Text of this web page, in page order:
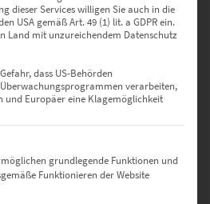
Dieses Produkt weist mehrere Varianten auf. Die Optionen können auf der Produktseite gewählt werden
dieser Services willigen Sie auch in die
USA gemäß Art. 49 (1) lit. a GDPR ein.
Land mit unzureichendem Datenschutz
dass US-Behörden
verarbeiten,
und Europäer eine Klagemöglichkeit
Gruppen, für die eine Einwilligung
grundlegende Funktionen und
Funktionieren der Website